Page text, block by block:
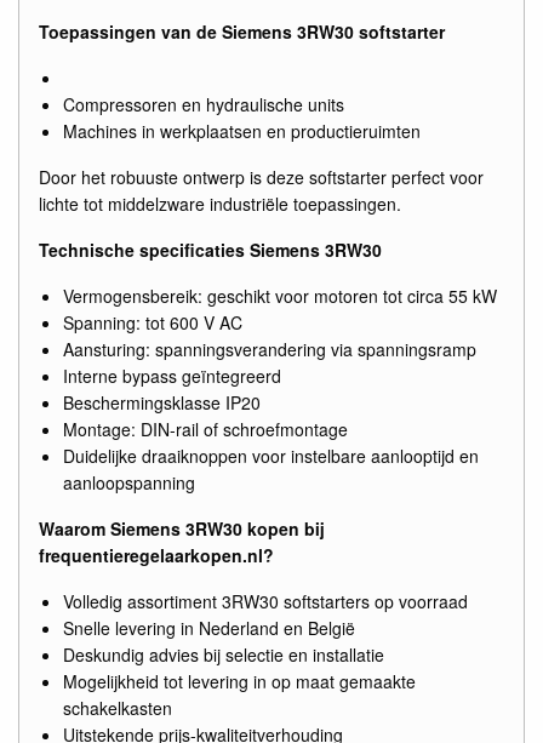
Toepassingen van de Siemens 3RW30 softstarter
Compressoren en hydraulische units
Machines in werkplaatsen en productieruimten
Door het robuuste ontwerp is deze softstarter perfect voor
lichte tot middelzware industriële toepassingen.
Technische specificaties Siemens 3RW30
Vermogensbereik: geschikt voor motoren tot circa 55 kW
Spanning: tot 600 V AC
Aansturing: spanningsverandering via spanningsramp
Interne bypass geïntegreerd
Beschermingsklasse IP20
Montage: DIN-rail of schroefmontage
Duidelijke draaiknoppen voor instelbare aanlooptijd en
aanloopspanning
Waarom Siemens 3RW30 kopen bij
frequentieregelaarkopen.nl?
Volledig assortiment 3RW30 softstarters op voorraad
Snelle levering in Nederland en België
Deskundig advies bij selectie en installatie
Mogelijkheid tot levering in op maat gemaakte
schakelkasten
Uitstekende prijs-kwaliteitverhouding